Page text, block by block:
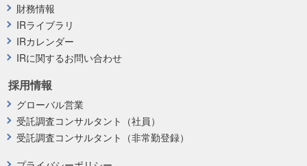
採用情報
グローバル営業
受託調査コンサルタント（社員）
受託調査コンサルタント（非常勤登録）
財務情報
IRライブラリ
IRカレンダー
IRに関するお問い合わせ